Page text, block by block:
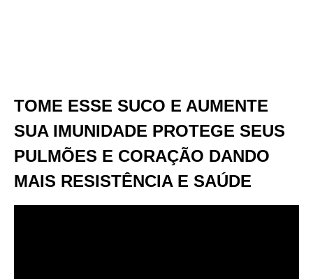
TOME ESSE SUCO E AUMENTE
SUA IMUNIDADE PROTEGE SEUS
PULMÕES E CORAÇÃO DANDO
MAIS RESISTÊNCIA E SAÚDE